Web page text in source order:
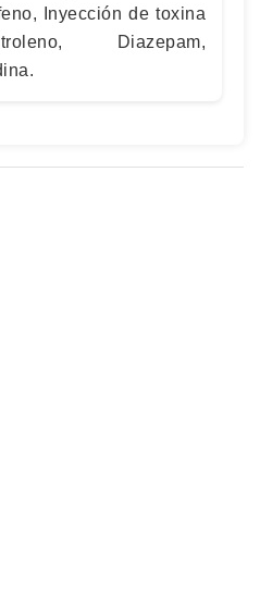
Inyección de toxina
Diazepam,